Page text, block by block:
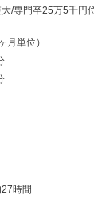
/専門卒25万5千円
月単位）
27時間